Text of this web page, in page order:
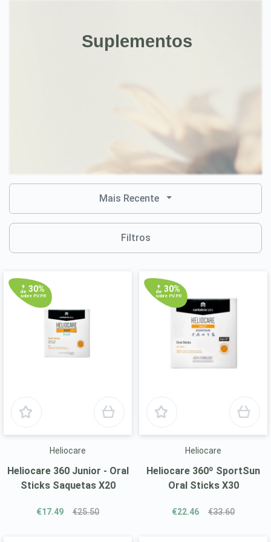
Suplementos
Mais Recente
Filtros
+
de 30%
sobre P.V.P.R
Heliocare
Heliocare 360 Junior - Oral
Sticks Saquetas X20
€17.49 €25.50
+
de 30%
sobre P.V.P.R
Heliocare
Heliocare 360º SportSun
Oral Sticks X30
€22.46 €33.60